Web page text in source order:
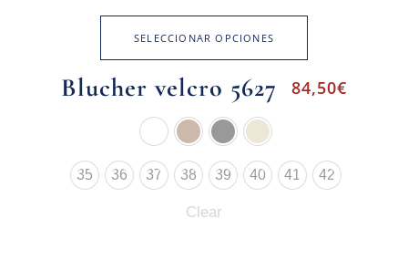
SELECCIONAR OPCIONES
Blucher velcro 5627 84,50€
35 36 37 38 39 40 41 42
Clear